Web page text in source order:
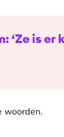
‘Ze is er
woorden.